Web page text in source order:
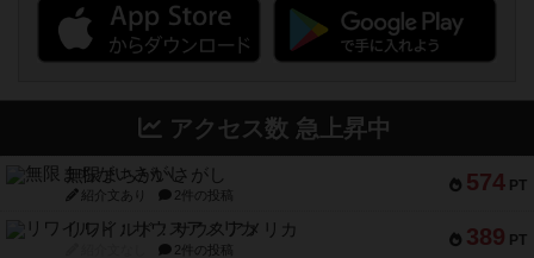
アクセス数 急上昇中
574 PT
無限まちがいさがし
紹介文あり 2件の投稿
389 PT
リワイルド：サウスアメリカ
2件の投稿